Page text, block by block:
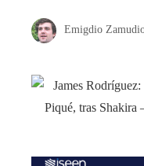
Emigdio